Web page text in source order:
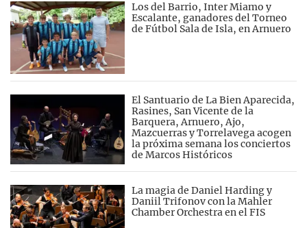
Los del Barrio, Inter Miamo y
Escalante, ganadores del Torneo
de Fútbol Sala de Isla, en Arnuero
El Santuario de La Bien Aparecida,
Rasines, San Vicente de la
Barquera, Arnuero, Ajo,
Mazcuerras y Torrelavega acogen
la próxima semana los conciertos
de Marcos Históricos
La magia de Daniel Harding y
Daniil Trifonov con la Mahler
Chamber Orchestra en el FIS